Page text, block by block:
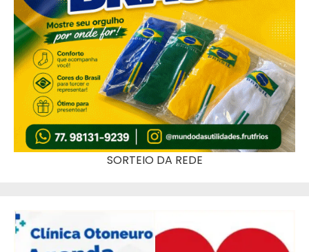
SORTEIO DA REDE